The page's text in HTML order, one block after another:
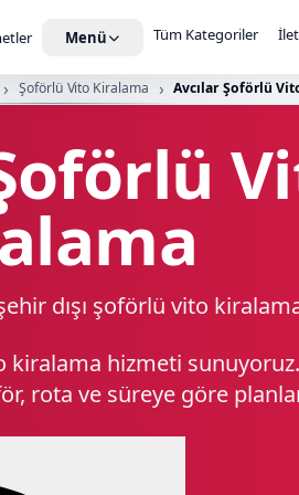
Menü Tüm Kategoriler
Şoförlü Vito Kiralama Avcılar Şoförlü
dışı şoförlü vito
kiralama hizmeti
rota ve süreye göre